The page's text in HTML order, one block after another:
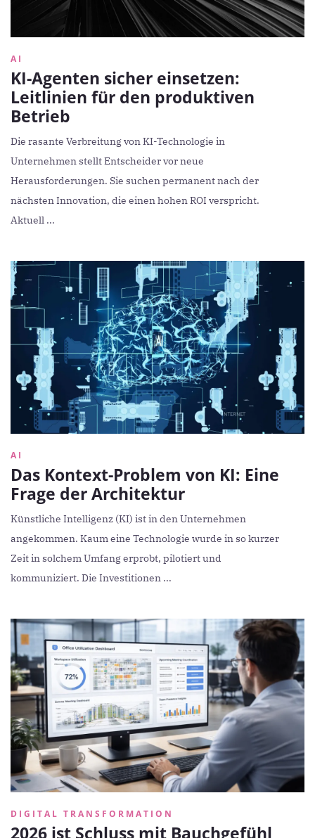
AI
KI-Agenten sicher einsetzen:
Leitlinien für den produktiven
Betrieb
Die rasante Verbreitung von KI-Technologie in
Unternehmen stellt Entscheider vor neue
Herausforderungen. Sie suchen permanent nach der
nächsten Innovation, die einen hohen ROI verspricht.
Aktuell ...
AI
Das Kontext-Problem von KI: Eine
Frage der Architektur
Künstliche Intelligenz (KI) ist in den Unternehmen
angekommen. Kaum eine Technologie wurde in so kurzer
Zeit in solchem Umfang erprobt, pilotiert und
kommuniziert. Die Investitionen ...
DIGITAL TRANSFORMATION
2026 ist Schluss mit Bauchgefühl